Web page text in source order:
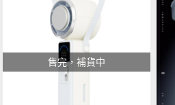
售完，補貨中